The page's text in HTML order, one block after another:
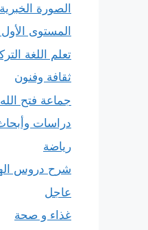
الصورة الخبرية
المستوى الأول A1-A2
تعلم اللغة
ثقافة وفنون
جماعة فتح
دراسات
رياضة
شرح دروس
عاجل
غذاء و صحة